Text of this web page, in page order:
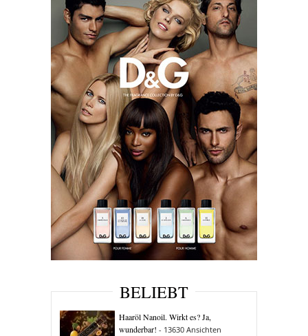
BELIEBT
Haaröl Nanoil. Wirkt es? Ja,
wunderbar! - 13630 Ansichten